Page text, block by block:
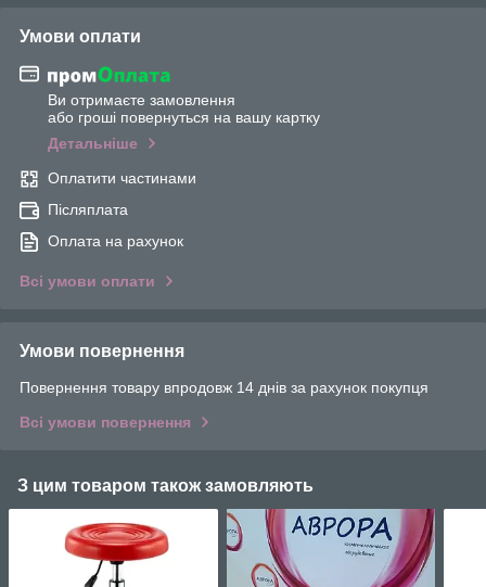
Умови оплати
Ви отримаєте замовлення
або гроші повернуться на вашу картку
Детальніше
Оплатити частинами
Післяплата
Оплата на рахунок
Всі умови оплати
Умови повернення
Повернення товару впродовж 14 днів за рахунок покупця
Всі умови повернення
З цим товаром також замовляють